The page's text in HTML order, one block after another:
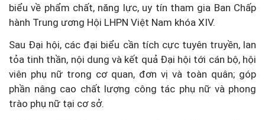
biểu về phẩm chất, năng lực, uy tín tham gia Ban Chấp
hành Trung ương Hội LHPN Việt Nam khóa XIV.
Sau Đại hội, các đại biểu cần tích cực tuyên truyền, lan
tỏa tinh thần, nội dung và kết quả Đại hội tới cán bộ, hội
viên phụ nữ trong cơ quan, đơn vị và toàn quân; góp
phần nâng cao chất lượng công tác phụ nữ và phong
trào phụ nữ tại cơ sở.